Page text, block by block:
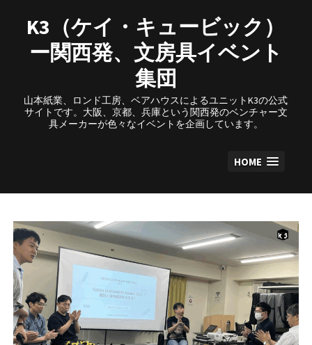
content
K3（ケイ・キュービック）
ー関西発、文房具イベント
集団
山本紙業、ロンド工房、ベアハウスによるユニットK3の公式
サイトです。大阪、京都、兵庫という関西発のベンチャー文
具メーカーが色々なイベントを企画しています。
HOME